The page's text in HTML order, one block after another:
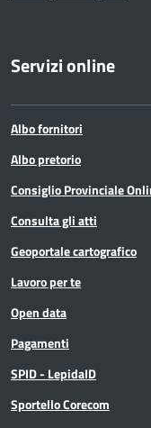
Servizi online
Albo fornitori
Albo pretorio
Consiglio Provinciale
Consulta gli atti
Geoportale cartografico
Lavoro per te
Open data
Pagamenti
SPID - LepidaID
Sportello Corecom